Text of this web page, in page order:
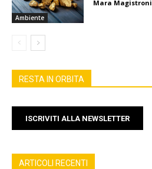
Ambiente
Mara Magistroni
RESTA IN ORBITA
ISCRIVITI ALLA NEWSLETTER
ARTICOLI RECENTI